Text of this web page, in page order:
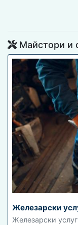
Майстори и
Железарски
Железарски